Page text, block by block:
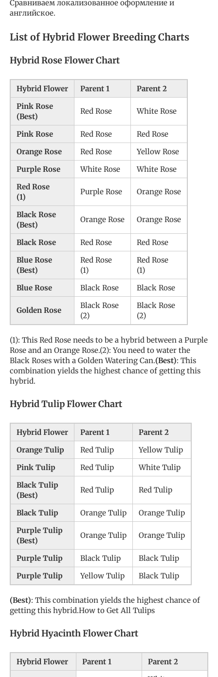
Сравниваем локализованное оформление и
английское.
List of Hybrid Flower Breeding Charts
Hybrid Rose Flower Chart
Hybrid Flower Parent 1
Parent 2
Pink Rose
(Best)
Red Rose White Rose
Pink Rose Red Rose
Red Rose
Orange Rose
Red Rose
Yellow Rose
Purple Rose
White Rose
White Rose
Red Rose
(1)
Purple Rose Orange Rose
Black Rose
(Best)
Orange Rose Orange Rose
Black Rose Red Rose
Red Rose
Blue Rose
(Best)
Red Rose
(1)
Red Rose
(1)
Blue Rose
Black Rose Black Rose
Golden Rose
Black Rose
(2)
Black Rose
(2)
(1): This Red Rose needs to be a hybrid between a Purple
Rose and an Orange Rose.(2): You need to water the
Black Roses with a Golden Watering Can.(Best): This
combination yields the highest chance of getting this
hybrid.
Hybrid Tulip Flower Chart
Hybrid Flower Parent 1
Parent 2
Orange Tulip
Red Tulip
Yellow Tulip
Pink Tulip
Red Tulip
White Tulip
Black Tulip
(Best)
Red Tulip Red Tulip
Black Tulip Orange Tulip
Orange Tulip
Purple Tulip
(Best)
Orange Tulip Orange Tulip
Purple Tulip Black Tulip
Black Tulip
Purple Tulip
Yellow Tulip Black Tulip
(Best): This combination yields the highest chance of
getting this hybrid.How to Get All Tulips
Hybrid Hyacinth Flower Chart
Hybrid Flower Parent 1 Parent 2